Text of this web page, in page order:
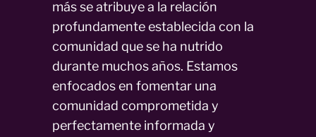
más se atribuye a la relación
profundamente establecida con la
comunidad que se ha nutrido
durante muchos años. Estamos
enfocados en fomentar una
comunidad comprometida y
perfectamente informada y